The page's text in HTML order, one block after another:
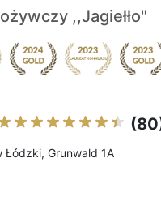
,,Jagiełło"
Łódzki, Grunwald 1A